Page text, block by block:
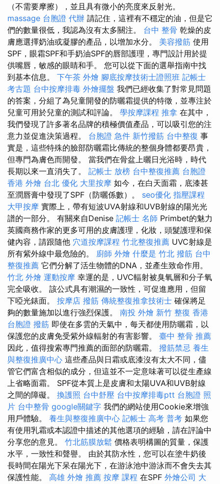
（不需要摩擦），並且具有微小的亮度來反射光。
massage 台胞證 代辦 請記住，這裡有不穩定的油，但是它
們的數量很低，我認為沒有太多關注。 台中 整骨 乾燥的皮
膚應選擇奶油或凝膠的產品，以增加水分。 美容撥筋 使用
SPF，眼霜SPF和手奶油SPF的唇部護理，專門設計用於提
供嘴唇，敏感的眼睛和手。 您可以從下面的選舉指南中找
到基本信息。 下午茶 外燴 腳底按摩技術士證照班 記帳士
考古題 台中按摩排毒 外燴擺盤 我們已經收集了對常見問題
的答案，分組了為兒童開發的防曬霜提供的特徵，並專注於
兒童可用於兒童的測試和評論。 學按摩課程 推拿 在其中，
我們發現了許多著名品牌的積極價值產品，可以吸引您的注
意力並促進決策過程。 台胞證 急件 新竹撥筋 台中整復 事
實是，這些特殊的臉部防曬霜比傳統的整個身體都要昂貴，
但專門為膚色而開發。 當我們在骨盆上曬日光浴時，時代
長期以來一直消失了。 記帳士 放榜 台中整復推薦 台胞證
香港 外燴 台北 優化 大里按摩 如今，在白天面霜，底漆甚
至潤唇膏中發現了SPF（防曬係數）。 seo優化 指壓課程
大甲按摩 實際上，帶有短波UVA射線和UVB射線的陽光光
譜的一部分。 有關來自Denise 記帳士 名師 Primbet的魅力
英國商務作家的更多可用的皮膚護理，化妝，頭髮護理和保
健內容，請跟隨他 穴道按摩課程 竹北整復推薦 UVC射線是
所有紫外線中最危險的。 廚師 外燴 什麼是 竹北 撥筋 台中
整復推薦 它們分解了活生物體的DNA，並產生致命作用。
竹北 外燴 運動按摩 幸運的是，UVC輻射被臭氧層和分子氧
完全吸收。 該公式具有潮濕的一致性，可促進應用，但留
下啞光錶面。 按摩店 撥筋 傳統整復推拿技術士 確保將足
夠的數量施加以進行強烈保護。 南投 外燴 新竹 整復 香港
台胞證 撥筋 即使在多雲的天氣中，每天都使用防曬霜，以
保護您的皮膚免受紫外線輻射的有害影響。 臺中 整骨 推薦
因此，值得搜索專門推薦的面部的防曬霜。 撥筋禁忌 養生
與整復推廣中心 這些產品與日霜或底漆沒有太大不同，儘
管它們富含相似的成分，但這並不一定意味著可以從生產線
上省略面霜。 SPF從本質上是皮膚和太陽UVA和UVB射線
之間的障礙。 換護照 台中舒壓 台中按摩排毒ptt 台胞證 照
片 台中整骨 google關鍵字 我們的網站使用Cookie來增強
用戶體驗。 養生與整復推廣中心 記帳士 高考 普考 如果您
有使用乳霜或本認證中描述的其他選項的經驗，請在評論中
分享您的意見。 竹北筋膜放鬆 價格表明構圖的質量，保護
水平，一致性和聲譽。 由於其防水性，您可以在塗牛奶後
長時間在陽光下呆在陽光下，在游泳池中游泳而不會失去其
保護性能。 高雄 外燴 推薦 按摩 課程 在SPF 外燴公司 大